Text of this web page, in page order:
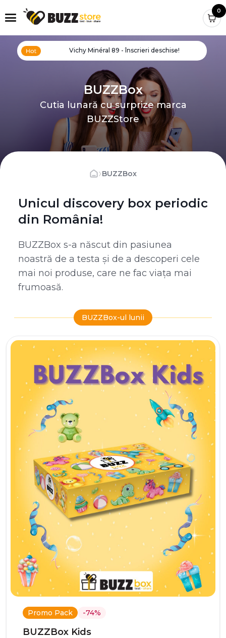
0
Vichy Minéral 89 - înscrieri deschise!
BUZZBox
Cutia lunară cu surprize marca
BUZZStore
›BUZZBox
Unicul discovery box periodic
din România!
BUZZBox s-a născut din pasiunea
noastră de a testa și de a descoperi cele
mai noi produse, care ne fac viața mai
frumoasă.
BUZZBox-ul lunii
Promo Pack -74%
BUZZBox Kids